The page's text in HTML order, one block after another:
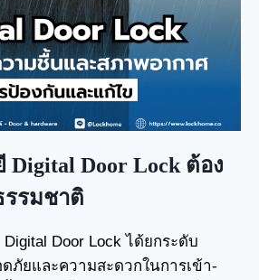
Digital Door Lock ต้อง
รมชาติ
Door Lock ได้ยกระดับ
ภัยและความสะดวกในการเข้า-